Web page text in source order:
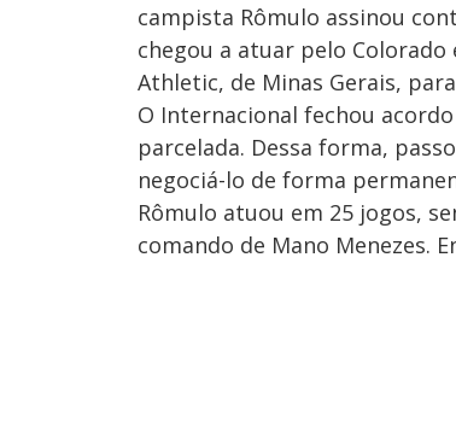
campista Rômulo assinou
chegou a atuar pelo
Athletic, de Minas Gerais,
O Internacional fechou
parcelada. Dessa forma,
negociá-lo de forma
Rômulo atuou em 25 jogos,
comando de Mano Menezes.